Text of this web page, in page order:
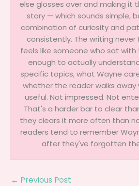
else glosses over and making it
story — which sounds simple,
combination of curiosity and
consistently. The writing never
feels like someone who sat
enough to actually
specific topics, what Wayne
whether the reader walks
useful. Not impressed. Not
That's a harder bar to clear
they clears it more often than
readers tend to remember
after they've forgotten
← Previous Post